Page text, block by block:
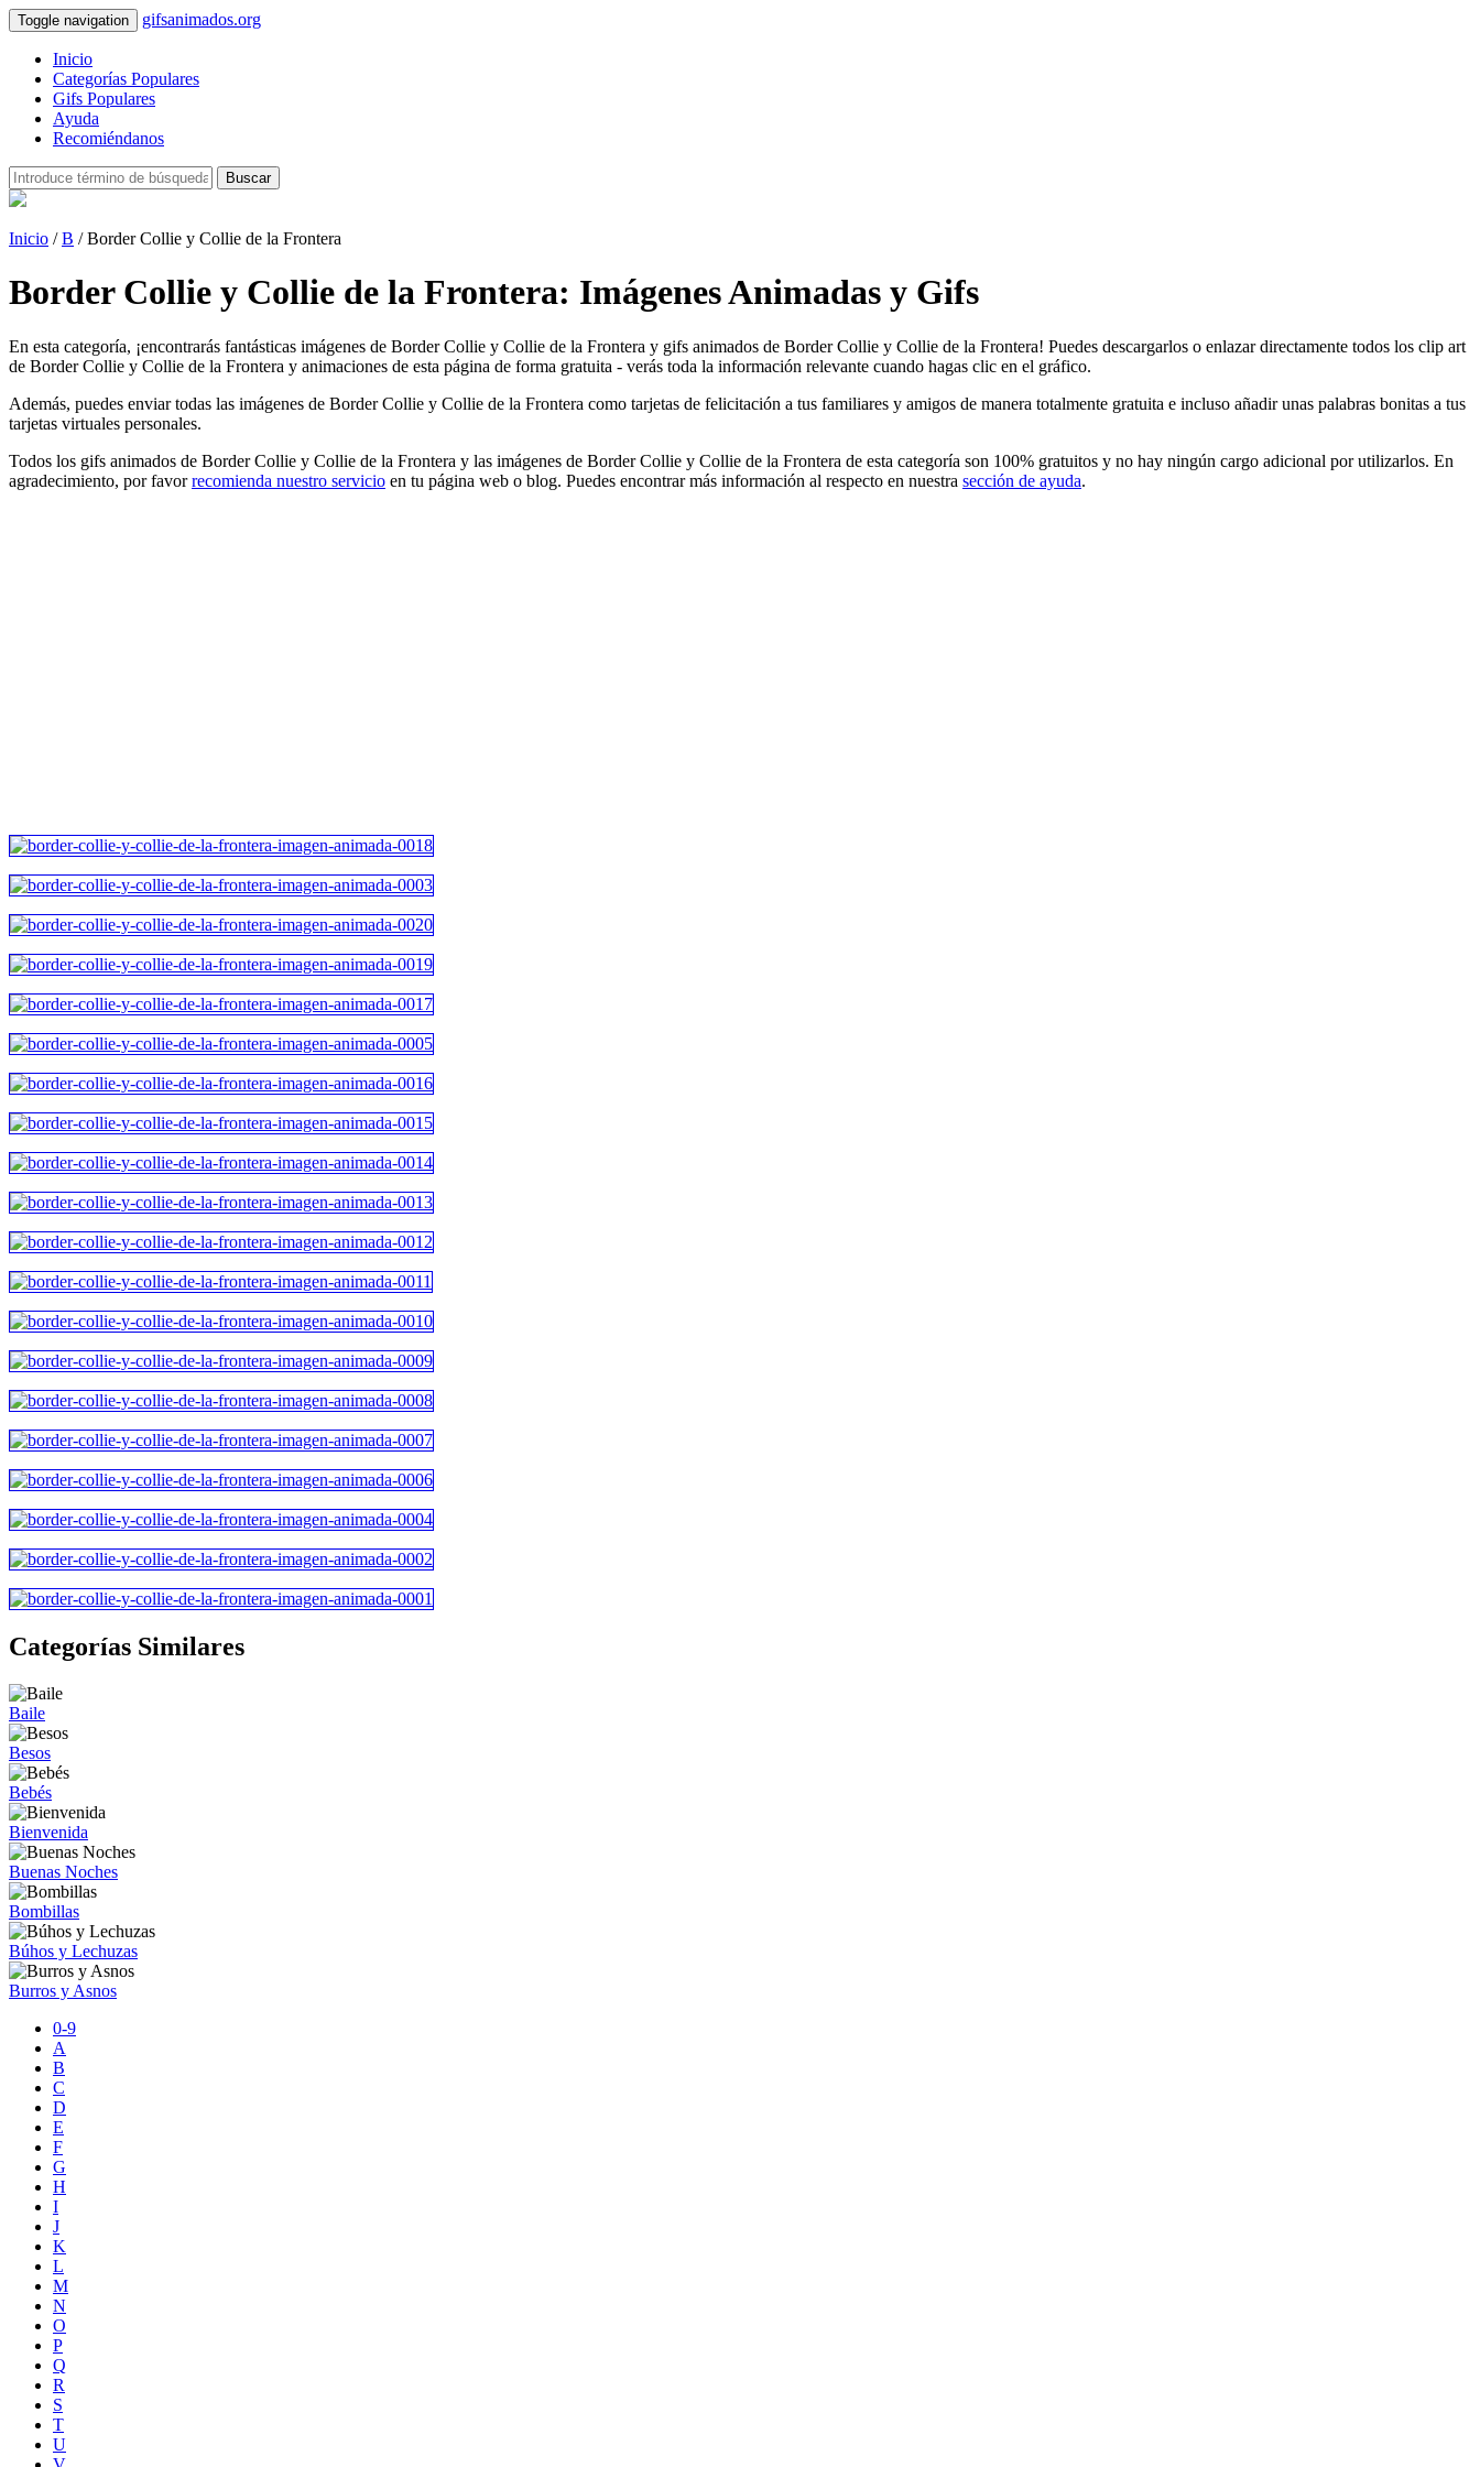
Toggle navigation gifsanimados.org
Inicio
Categorías Populares
Gifs Populares
Ayuda
Recomiéndanos
Buscar
Inicio /B / Border Collie y Collie de la Frontera
Border Collie y Collie de la Frontera: Imágenes Animadas y Gifs
En esta categoría, ¡encontrarás fantásticas imágenes de Border Collie y Collie de la Frontera y gifs animados de Border Collie y Collie de la Frontera! Puedes descargarlos o enlazar directamente todos los clip art
de Border Collie y Collie de la Frontera y animaciones de esta página de forma gratuita - verás toda la información relevante cuando hagas clic en el gráfico.
Además, puedes enviar todas las imágenes de Border Collie y Collie de la Frontera como tarjetas de felicitación a tus familiares y amigos de manera totalmente gratuita e incluso añadir unas palabras bonitas a tus
tarjetas virtuales personales.
Todos los gifs animados de Border Collie y Collie de la Frontera y las imágenes de Border Collie y Collie de la Frontera de esta categoría son 100% gratuitos y no hay ningún cargo adicional por utilizarlos. En
agradecimiento, por favorrecomienda nuestro servicio en tu página web o blog. Puedes encontrar más información al respecto en nuestra sección de ayuda.
Categorías Similares
Baile
Besos
Bebés
Bienvenida
Buenas Noches
Bombillas
Búhos y Lechuzas
Burros y Asnos
0-9
A
B
C
D
E
F
G
H
I
J
K
L
M
N
O
P
Q
R
S
T
U